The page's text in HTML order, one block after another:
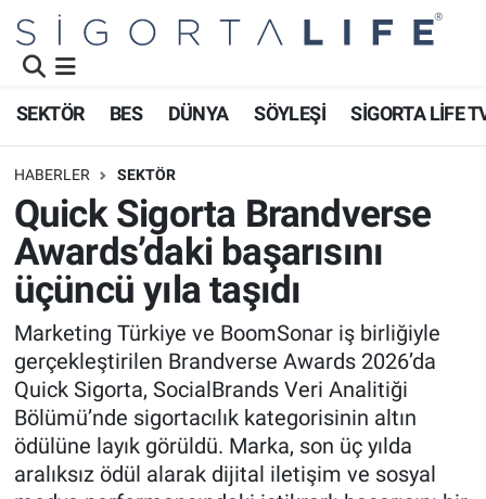
SEKTÖR BES DÜNYA SÖYLEŞİ SİGORTA LİFE
HABERLER SEKTÖR
Quick Sigorta Brandverse
Awards’daki başarısını
üçüncü yıla taşıdı
Marketing Türkiye ve BoomSonar iş birliğiyle
gerçekleştirilen Brandverse Awards 2026’da
Quick Sigorta, SocialBrands Veri Analitiği
Bölümü’nde sigortacılık kategorisinin altın
ödülüne layık görüldü. Marka, son üç yılda
aralıksız ödül alarak dijital iletişim ve sosyal
Namaz Vakitleri
Trafik Durumu
Süper Lig Puan Durumu ve Fikstür
Tüm Manşetler
Son Dakika Haberleri
Haber Arşivi